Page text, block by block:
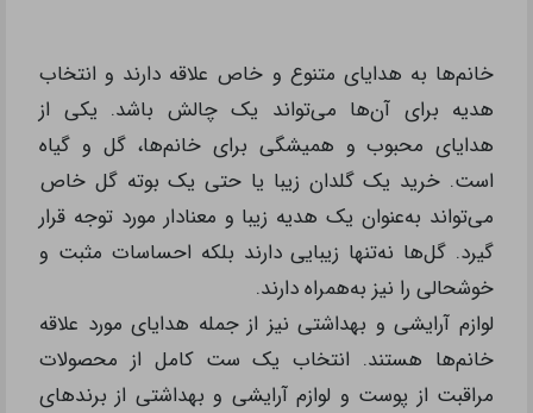
خانم‌ها به هدایای متنوع و خاص علاقه دارند و انتخاب
هدیه برای آن‌‌‌‌‌‌‌ها می‌تواند یک چالش باشد. یکی از
هدایای محبوب و همیشگی برای خانم‌ها، گل و گیاه
است. خرید یک گلدان زیبا یا حتی یک بوته گل خاص
می‌تواند به‌عنوان یک هدیه زیبا و معنادار مورد توجه قرار
گیرد. گل‌ها نه‌تنها زیبایی دارند بلکه احساسات مثبت و
خوشحالی را نیز به‌همراه دارند.
لوازم آرایشی و بهداشتی نیز از جمله هدایای مورد علاقه
خانم‌ها هستند. انتخاب یک ست کامل از محصولات
مراقبت از پوست و لوازم آرایشی و بهداشتی از برندهای